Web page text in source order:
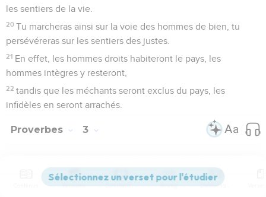
les sentiers de la vie.
20 Tu marcheras ainsi sur la voie des hommes de bien, tu
persévéreras sur les sentiers des justes.
21 En effet, les hommes droits habiteront le pays, les
hommes intègres y resteront,
22 tandis que les méchants seront exclus du pays, les
infidèles en seront arrachés.
Proverbes 3
Seuls les Évangiles sont disponibles en vidéo pour le moment.
Versions Commentaires Strong